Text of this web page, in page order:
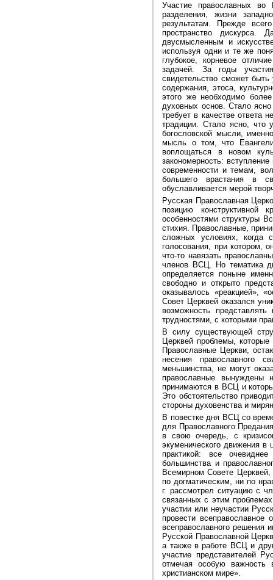
Участие православных во
разделения, жизни
результатам. Прежде
пространство дискурса.
двусмысленным и
используя одни и те же
глубокое, корневое
задачей. За годы
свидетельство сможет
содержания, этоса,
этого же необходимо
духовных основ. Стало
требует в качестве ответа
традиции. Стало ясно, что
богословской мысли,
мысль о том, что
воплощаться в новом
закономерность:
современности и темам,
большего врастания в
обуславливается мерой
Русская Православная
позицию
особенностями структуры
стихия. Православные,
сложных условиях, когда
голосования, при котором,
что-то навязать
членов ВСЦ. Но тематика
определяется поныне
свободно и открыто
оказывалось «реакцией»,
Совет Церквей оказался
возможность
трудностями, с которыми
В силу существующей
Церквей проблемы,
Православные Церкви,
несения православного
меньшинства, не могут
православные вынуждены
принимаются в ВСЦ и
Это обстоятельство
стороны духовенства и
В повестке дня ВСЦ со
для Православного
в свою очередь, с
экуменического движения
практикой: все
большинства и
Всемирном Совете Церквей,
по догматическим, ни по
г. рассмотрел ситуацию с
связанных с этим
участии или неучастии
провести
всеправославного решения
Русской Православной
а также в работе ВСЦ и
участие представителей
отмечая особую важность
христианском мире».